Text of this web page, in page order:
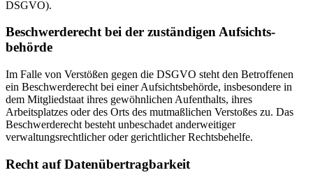
DSGVO).
Beschwerde­recht bei der zuständigen Aufsichts­
behörde
Im Falle von Verstößen gegen die DSGVO steht den Betroffenen
ein Beschwerderecht bei einer Aufsichtsbehörde, insbesondere in
dem Mitgliedstaat ihres gewöhnlichen Aufenthalts, ihres
Arbeitsplatzes oder des Orts des mutmaßlichen Verstoßes zu. Das
Beschwerderecht besteht unbeschadet anderweitiger
verwaltungsrechtlicher oder gerichtlicher Rechtsbehelfe.
Recht auf Daten­übertrag­barkeit